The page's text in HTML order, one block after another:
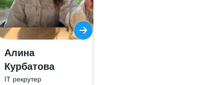
Алина
Курбатова
IT рекрутер